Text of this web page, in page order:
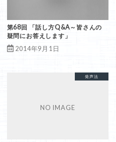
第68回 「話し方Q&A～皆さんの
疑問にお答えします」
2014年9月1日
共鳴発声法
呼吸法
発声法